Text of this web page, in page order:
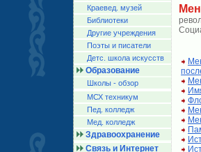
Краевед. музей
Библиотеки
Другие учреждения
Поэты и писатели
Детс. школа искусств
Образование
Школы - обзор
МСХ техникум
Пед. колледж
Мед. колледж
Здравоохранение
Связь и Интернет